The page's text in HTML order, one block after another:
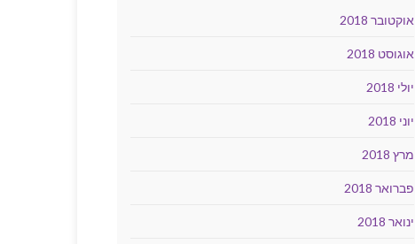
אוקטובר 2018
אוגוסט 2018
יולי 2018
יוני 2018
מרץ 2018
פברואר 2018
ינואר 2018